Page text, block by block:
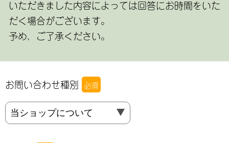
いただきました内容によっては回答にお時間をいた
だく場合がございます。
予め、ご了承ください。
お問い合わせ種別 必須